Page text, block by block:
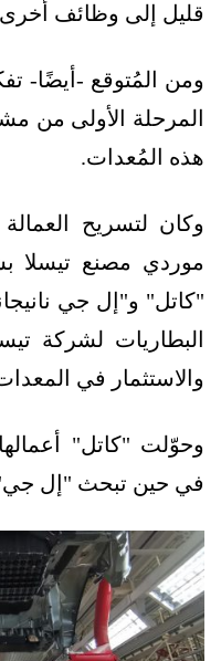
قليل إلى وظائف
ومن المُتوقع -أيضًا-
المرحلة الأولى من
هذه المُعدات.
وكان لتسريح
موردي مصنع تيسلا
"كاتل" و"إل جي
البطاريات لشركة
والاستثمار في
وحوّلت "كاتل"
في حين تبحث "إل